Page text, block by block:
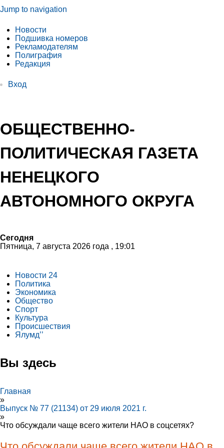
Jump to navigation
Новости
Подшивка номеров
Рекламодателям
Полиграфия
Редакция
Вход
ОБЩЕСТВЕННО-
ПОЛИТИЧЕСКАЯ ГАЗЕТА
НЕНЕЦКОГО
АВТОНОМНОГО ОКРУГА
Сегодня
Пятница, 7 августа 2026 года , 19:01
Новости 24
Политика
Экономика
Общество
Спорт
Культура
Происшествия
Ялумд’’
Вы здесь
Главная
»
Выпуск № 77 (21134) от 29 июля 2021 г.
»
Что обсуждали чаще всего жители НАО в соцсетях?